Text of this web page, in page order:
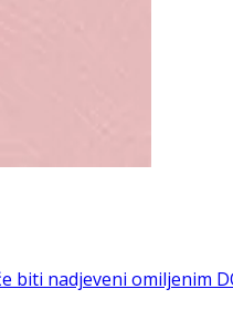
nadjeveni omiljenim